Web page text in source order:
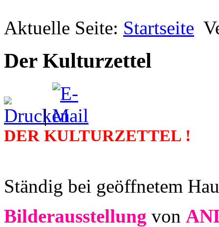
Aktuelle Seite: Startseite
Der Kulturzettel
|
DER KULTURZETTEL !
Ständig bei geöffnetem
Bilderausstellung von